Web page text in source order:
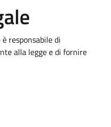
responsabile di
alla legge e di fornire